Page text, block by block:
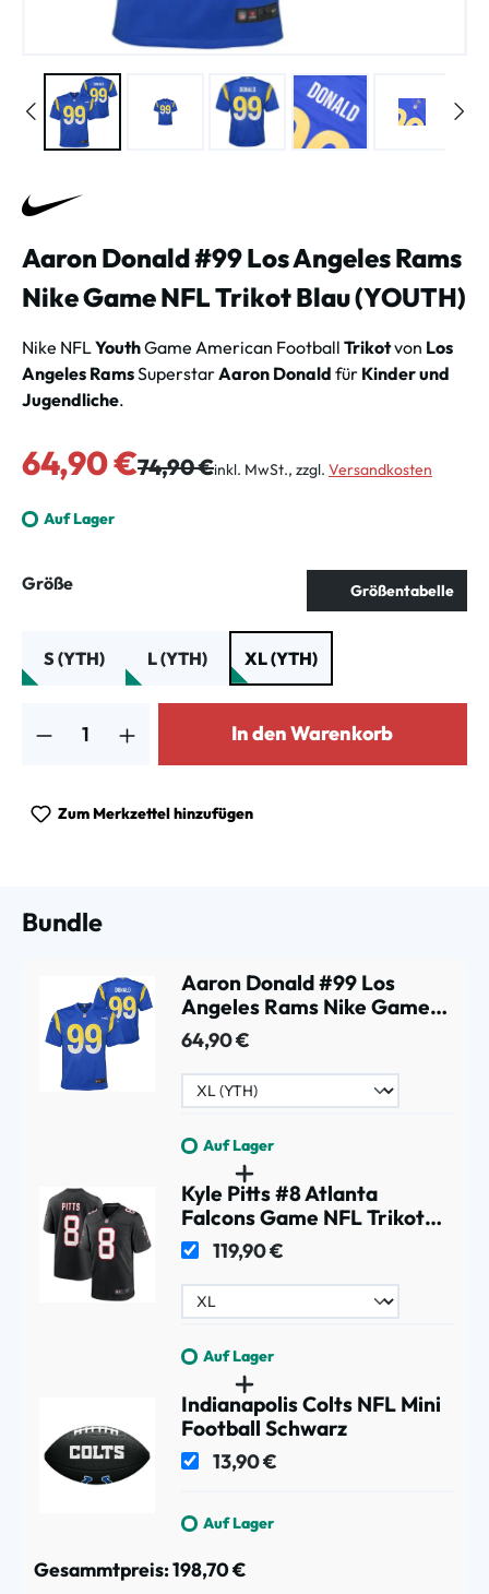
Aaron Donald #99 Los Angeles Rams
Nike Game NFL Trikot Blau (YOUTH)
Nike NFLYouthGame American Football Trikotvon Los
Angeles RamsSuperstarAaron Donald für Kinder und
Jugendliche.
Verkaufspreis:
64,90 €Regulärer Preis:
74,90 €inkl. MwSt., zzgl. Versandkosten
Auf Lager
Größeauswählen Größentabelle
S (YTH) L (YTH) XL (YTH)
In den Warenkorb
Zum Merkzettel hinzufügen
Bundle
Aaron Donald #99 Los
Angeles Rams Nike Game
NFL Trikot Blau (YOUTH)
64,90 €
Auf Lager
Kyle Pitts #8 Atlanta
Falcons Game NFL Trikot
Alternate Throwback
Schwarz
119,90 €
Auf Lager
Indianapolis Colts NFL Mini
Football Schwarz
13,90 €
Auf Lager
Gesammtpreis:198,70 €